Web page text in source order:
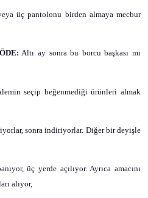
üç pantolonu birden almaya mecbur
Altı ay sonra bu borcu başkası mı
seçip beğenmediği ürünleri almak
sonra indiriyorlar. Diğer bir deyişle
üç yerde açılıyor. Ayrıca amacını
alıyor,